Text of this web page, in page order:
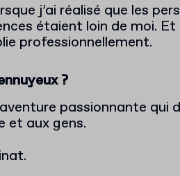
j’ai réalisé que les
étaient loin de moi. Et
professionnellement.
?
passionnante qui
et aux gens.